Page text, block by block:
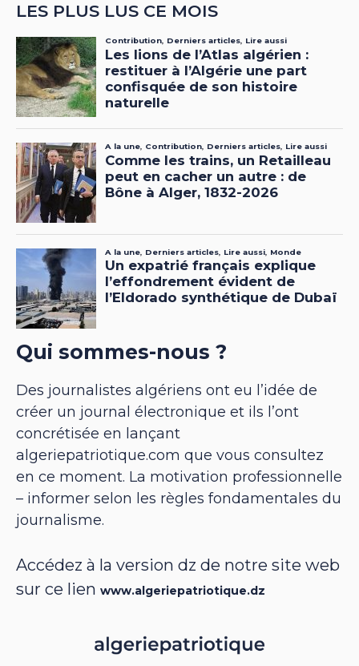
LES PLUS LUS CE MOIS
Qui sommes-nous ?
Des journalistes algériens ont eu l’idée de
créer un journal électronique et ils l’ont
concrétisée en lançant
algeriepatriotique.com que vous consultez
en ce moment. La motivation professionnelle
– informer selon les règles fondamentales du
journalisme.
Accédez à la version dz de notre site web
sur ce lien www.algeriepatriotique.dz